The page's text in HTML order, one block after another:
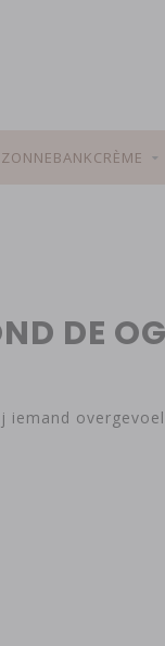
ZONNEBANKCRÈME
DE
iemand